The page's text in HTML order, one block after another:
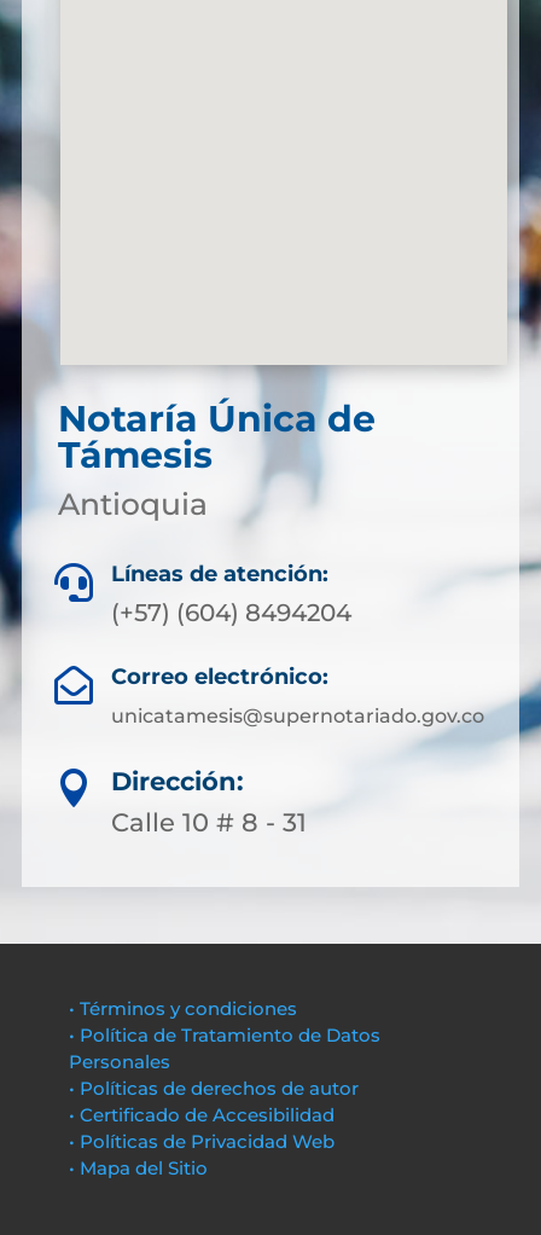
Notaría Única de
Támesis
Antioquia
 Líneas de atención:
(+57) (604) 8494204
 Correo electrónico:
unicatamesis@supernotariado.gov.co

Dirección:
Calle 10 # 8 - 31
• Términos y condiciones
• Política de Tratamiento de Datos
Personales
• Políticas de derechos de autor
• Certificado de Accesibilidad
• Políticas de Privacidad Web
• Mapa del Sitio